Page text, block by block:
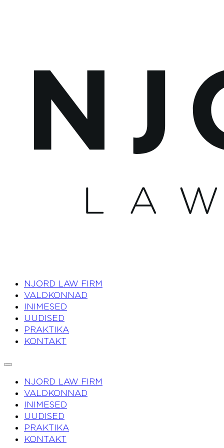
NJORD LAW FIRM
VALDKONNAD
INIMESED
UUDISED
PRAKTIKA
KONTAKT
NJORD LAW FIRM
VALDKONNAD
INIMESED
UUDISED
PRAKTIKA
KONTAKT